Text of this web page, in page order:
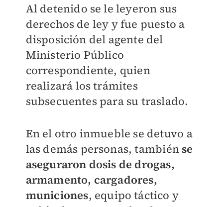
Al detenido se le leyeron sus
derechos de ley y fue puesto a
disposición del agente del
Ministerio Público
correspondiente, quien
realizará los trámites
subsecuentes para su traslado.
En el otro inmueble se detuvo a
las demás personas, tambiénse
aseguraron dosis de drogas,
armamento, cargadores,
municiones, equipo táctico y